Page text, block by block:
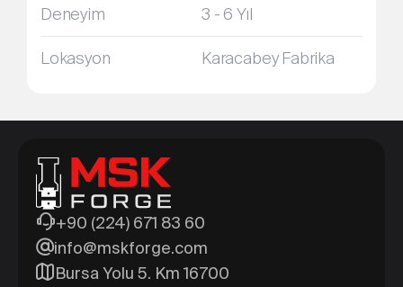
Deneyim 3 - 6 Yıl
Lokasyon Karacabey Fabrika
+90 (224) 671 83 60
info@mskforge.com
Bursa Yolu 5. Km 16700